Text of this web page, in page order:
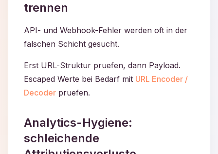
trennen
API- und Webhook-Fehler werden oft in der
falschen Schicht gesucht.
Erst URL-Struktur pruefen, dann Payload.
Escaped Werte bei Bedarf mit URL Encoder /
Decoder pruefen.
Analytics-Hygiene:
schleichende